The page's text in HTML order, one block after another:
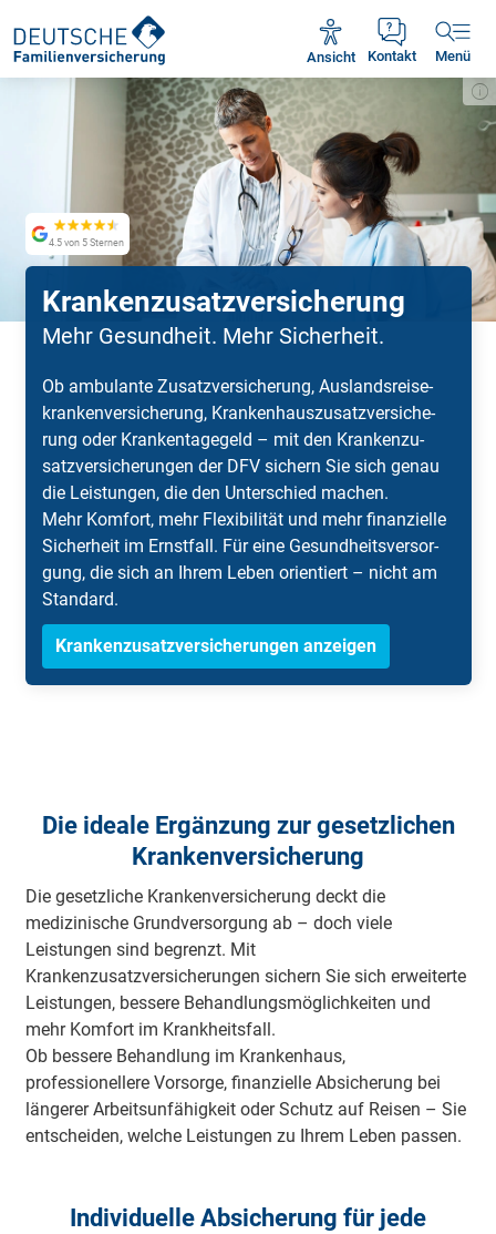
Kontakt
Ansicht Menü
Mo - Fr 09:00 - 18:30 Uhr
Kranken­zusatzversicherung
Mehr Gesundheit. Mehr Sicherheit.
Ob am­bu­lan­te Zu­satz­ver­si­che­rung, Aus­lands­rei­se­
kran­ken­ver­si­che­rung, Kran­ken­haus­zu­satz­ver­si­che­
rung oder Kran­ken­ta­ge­geld – mit den Kran­ken­zu­
satz­ver­si­che­rungen der DFV si­chern Sie sich ge­nau
die Leis­tungen, die den Un­ter­schied ma­chen.
Mehr Kom­fort, mehr Fle­xi­bi­li­tät und mehr fi­nan­zi­el­le
Si­cher­heit im Ernst­fall. Für eine Ge­sund­heits­ver­sor­
gung, die sich an Ih­rem Le­ben ori­en­tiert – nicht am
Stan­dard.
Krankenzusatzversicherungen anzeigen
4.5 von 5 Sternen
Die ideale Ergänzung zur gesetzlichen
Krankenversicherung
Die gesetzliche Krankenversicherung deckt die
medizinische Grundversorgung ab – doch viele
Leistungen sind begrenzt. Mit
Krankenzusatzversicherungen sichern Sie sich erweiterte
Leistungen, bessere Behandlungsmöglichkeiten und
mehr Komfort im Krankheitsfall.
Ob bessere Behandlung im Krankenhaus,
professionellere Vorsorge, finanzielle Absicherung bei
längerer Arbeitsunfähigkeit oder Schutz auf Reisen – Sie
entscheiden, welche Leistungen zu Ihrem Leben passen.
Individuelle Absicherung für jede